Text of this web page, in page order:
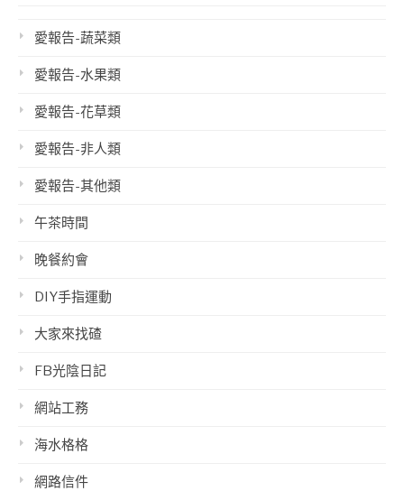
愛報告-蔬菜類
愛報告-水果類
愛報告-花草類
愛報告-非人類
愛報告-其他類
午茶時間
晚餐約會
DIY手指運動
大家來找碴
FB光陰日記
網站工務
海水格格
網路信件